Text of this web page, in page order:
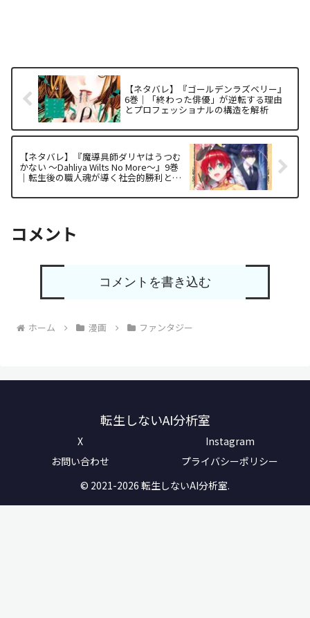
【ネタバレ】『ゴールデンラズベリー』
6巻｜「終わった俳優」が逆転する理由
とプロフェッショナルの構造を解析
【ネタバレ】『魔導具師ダリヤはうつむ
かない ～Dahliya Wilts No More～』9巻
｜転生後の職人魂が導く社会的勝利と面
コメント
コメントを書き込む
ホーム 漫画 ファンタジー
転生しないAI分析室
X
Instagram
お問い合わせ
プライバシーポリシー
© 2021-2026 転生しないAI分析室.